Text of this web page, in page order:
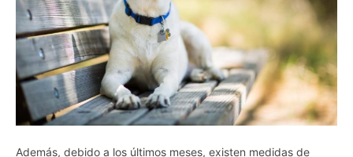
Además, debido a los últimos meses, existen medidas de